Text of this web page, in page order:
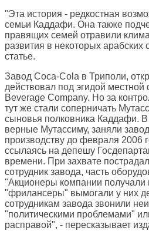
"Эта история - редкостная
семьи Каддафи. Она также
правящих семей отравили
развития в некоторых арабских
статье.
Завод Coca-Cola в Триполи,
действовал под эгидой
Beverage Company. Но за
тут же стали соперничать
сыновья полковника Каддафи. В
верные Мутассиму, заняли
производству до февраля 2006
ссылаясь на депешу
времени. При захвате
сотрудник завода, часть
"Акционеры компании получали
"фрилансеры" вымогали у них
сотрудникам завода звонили
"политическими проблемами"
расправой", - пересказывает